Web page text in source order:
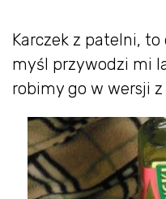
Karczek z patelni,
myśl przywodzi mi
robimy go w wersji